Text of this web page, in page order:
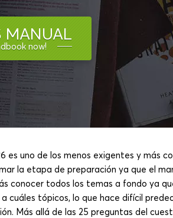
MANUAL
now!
es uno de los menos exigentes y más
la etapa de preparación ya que el
conocer todos los temas a fondo ya
cuáles tópicos, lo que hace difícil
Más allá de las 25 preguntas del